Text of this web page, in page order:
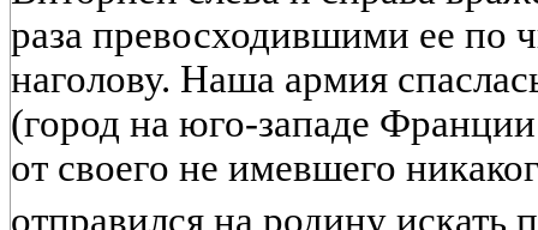
раза превосходившими ее по
наголову. Наша армия
(город на юго-западе
от своего не имевшего
отправился на родину искать